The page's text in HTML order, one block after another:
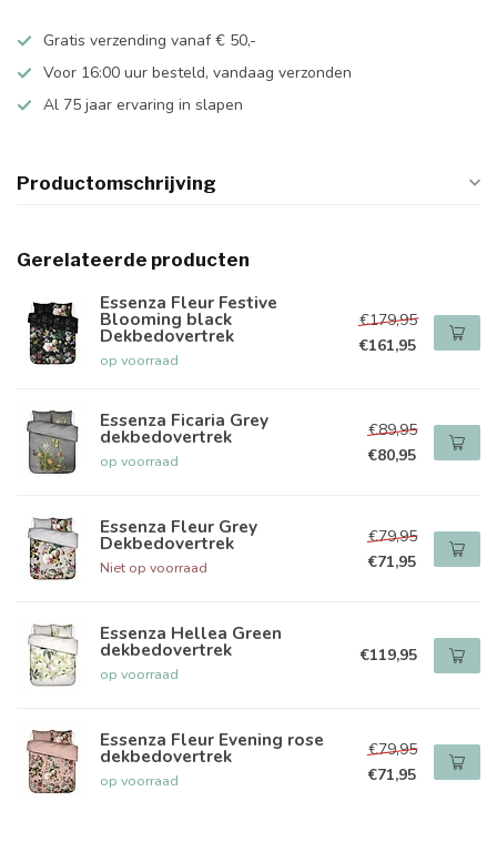
Gratis verzending vanaf € 50,-
Voor 16:00 uur besteld, vandaag verzonden
Al 75 jaar ervaring in slapen
Productomschrijving
Gerelateerde producten
Essenza Fleur Festive
Blooming black
Dekbedovertrek
op voorraad
€179,95
€161,95
Essenza Ficaria Grey
dekbedovertrek
op voorraad
€89,95
€80,95
Essenza Fleur Grey
Dekbedovertrek
Niet op voorraad
€79,95
€71,95
Essenza Hellea Green
dekbedovertrek
op voorraad
€119,95
Essenza Fleur Evening rose
dekbedovertrek
op voorraad
€79,95
€71,95